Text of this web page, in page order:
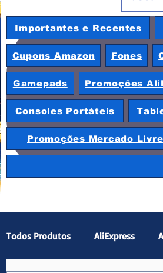
Importantes e Recentes
Cupons Amazon Fones
Gamepads Promoções
Consoles Portáteis
Promoções Mercado Livre
Todos Produtos AliExpress